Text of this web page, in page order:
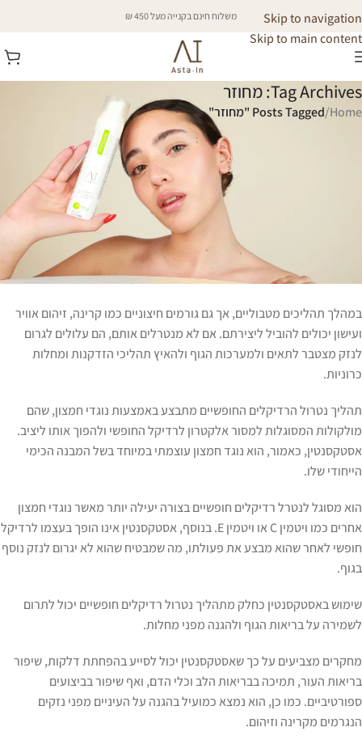
Skip to navigation
Skip to main content
משלוח חינם בקנייה מעל 450 ₪
Tag Archives: מחוזר
Home
/Posts Tagged "מחוזר"
אסטקסנטין הוא קרוטנואיד טבעי הנחשב לאחד מנוגדי החמצון החזקים
תהליך החמצון בגוף מתרחש כאשר רדיקלים חופשיים, שהם מולקולות בלתי
יציבות עם אלקטרון בלתי מזווג, פוגעים בתאים ובמבנים ביולוגיים כמו DNA,
חלבונים ושומנים. רדיקלים חופשיים נוצרים באופן טבעי
במהלך תהליכים מטבוליים, אך גם גורמים חיצוניים כמו קרינה, זיהום אוויר
ועישון יכולים להוביל ליצירתם. אם לא מנטרלים אותם, הם עלולים לגרום
לנזק מצטבר לתאים ולמערכות הגוף ולהאיץ תהליכי הזדקנות ומחלות
כרוניות.
תהליך נטרול הרדיקלים החופשיים מתבצע באמצעות נוגדי חמצון, שהם
מולקולות המסוגלות למסור אלקטרון לרדיקל החופשי ולהפוך אותו ליציב.
אסטקסנטין, כאמור, הוא נוגד חמצון עוצמתי במיוחד בשל המבנה הכימי
הייחודי שלו.
הוא מסוגל לנטרל רדיקלים חופשיים בצורה יעילה יותר מאשר נוגדי חמצון
אחרים כמו ויטמין C או ויטמין E. בנוסף, אסטקסנטין אינו הופך בעצמו לרדיקל
חופשי לאחר שהוא מבצע את פעולתו, מה שמבטיח שהוא לא יגרום לנזק נוסף
בגוף.
שימוש באסטקסנטין כחלק מתהליך נטרול רדיקלים חופשיים יכול לתרום
לשמירה על בריאות הגוף ולהגנה מפני מחלות.
מחקרים מצביעים על כך שאסטקסנטין יכול לסייע בהפחתת דלקות, שיפור
בריאות העור, תמיכה בבריאות הלב וכלי הדם, ואף שיפור בביצועים
ספורטיביים. כמו כן, הוא נמצא כמועיל בהגנה על העיניים מפני נזקים
הנגרמים מקרינה וזיהום.